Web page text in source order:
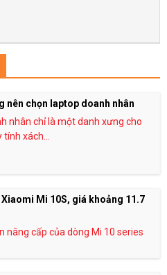
nên chọn laptop doanh nhân
nhân chỉ là một danh xưng cho
xách...
Mi 10S, giá khoảng 11.7
nâng cấp của dòng Mi 10 series